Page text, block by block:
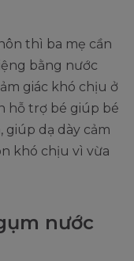
thì ba mẹ cần
bằng nước
giác khó chịu ở
hỗ trợ bé giúp bé
giúp dạ dày cảm
khó chịu vì vừa
nước